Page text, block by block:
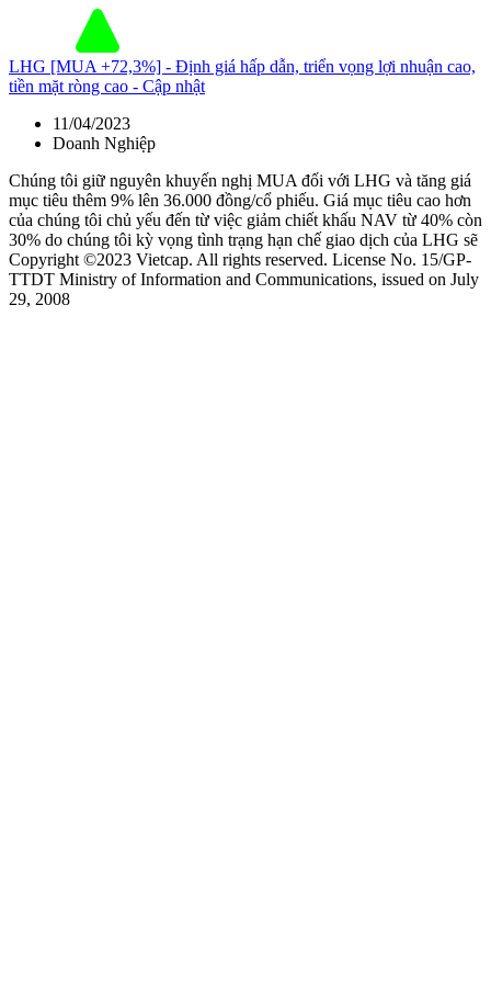
LHG [MUA +72,3%] - Định giá hấp dẫn, triển vọng lợi nhuận cao,
tiền mặt ròng cao - Cập nhật
11/04/2023
Doanh Nghiệp
Chúng tôi giữ nguyên khuyến nghị MUA đối với LHG và tăng giá
mục tiêu thêm 9% lên 36.000 đồng/cổ phiếu. Giá mục tiêu cao hơn
của chúng tôi chủ yếu đến từ việc giảm chiết khấu NAV từ 40% còn
30% do chúng tôi kỳ vọng tình trạng hạn chế giao dịch của LHG sẽ
Copyright ©2023 Vietcap. All rights reserved. License No. 15/GP-
TTDT Ministry of Information and Communications, issued on July
29, 2008